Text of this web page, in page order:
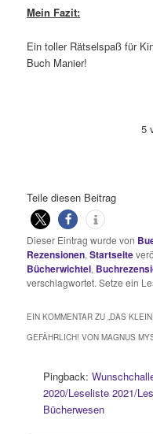
Mein Fazit:
Ein toller Rätselspaß für
Buch Manier!
5
Teile diesen Beitrag
Dieser Eintrag wurde von
Rezensionen,Startseite
Bücherwichtel,
verschlagwortet. Setze ein
EIN KOMMENTAR ZU „DAS
GEFÄHRLICH! VON MAGNUS
Pingback:
2020/Leseliste 2021/
Bücherwesen